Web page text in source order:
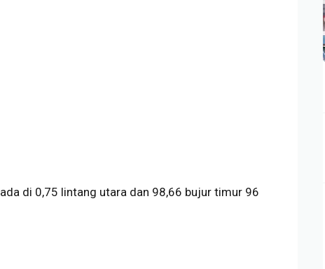
di 0,75 lintang utara dan 98,66 bujur timur 96